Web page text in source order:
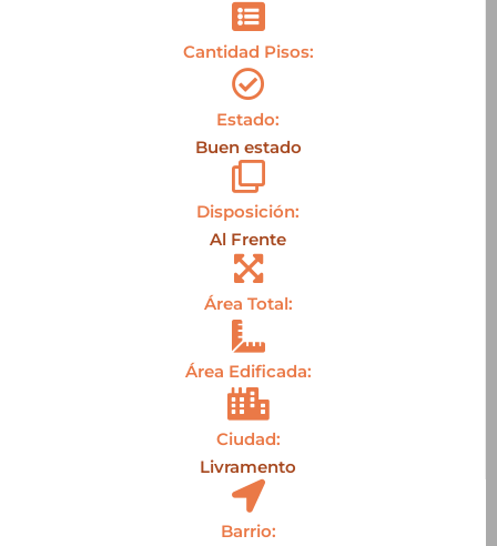
Cantidad Pisos:
Estado:
Buen estado
Disposición:
Al Frente
Área Total:
Área Edificada:
Ciudad:
Livramento
Barrio: